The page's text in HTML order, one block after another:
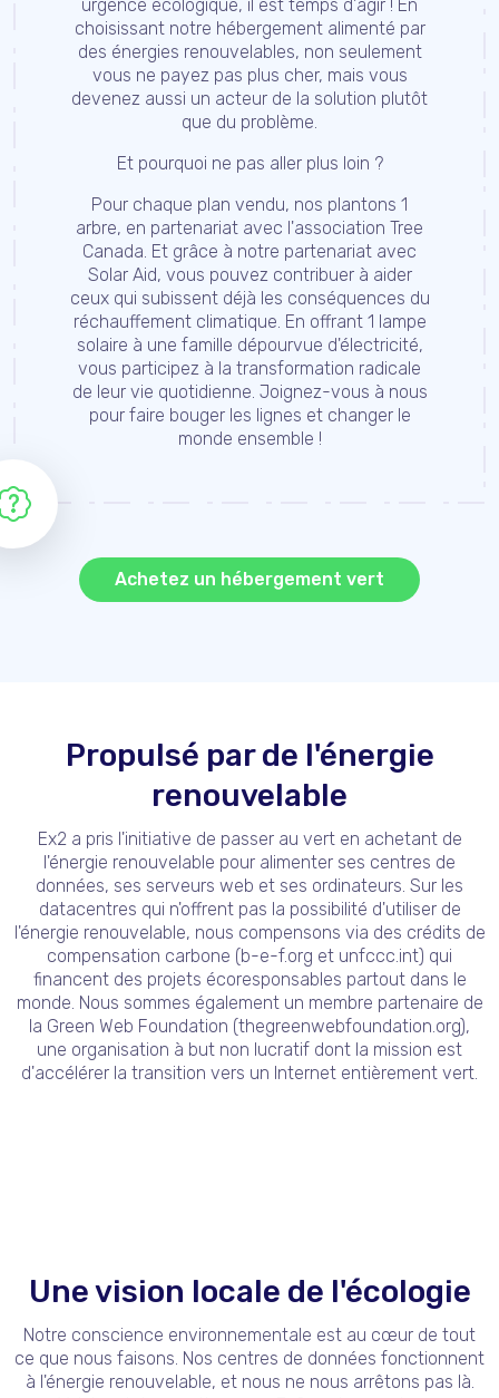
urgence écologique, il est temps d'agir ! En
choisissant notre hébergement alimenté par
des énergies renouvelables, non seulement
vous ne payez pas plus cher, mais vous
devenez aussi un acteur de la solution plutôt
que du problème.
Et pourquoi ne pas aller plus loin ?
Pour chaque plan vendu, nos plantons 1
arbre, en partenariat avec l'association Tree
Canada. Et grâce à notre partenariat avec
Solar Aid, vous pouvez contribuer à aider
ceux qui subissent déjà les conséquences du
réchauffement climatique. En offrant 1 lampe
solaire à une famille dépourvue d'électricité,
vous participez à la transformation radicale
de leur vie quotidienne. Joignez-vous à nous
pour faire bouger les lignes et changer le
monde ensemble !
Achetez un hébergement vert
Propulsé par de l'énergie
renouvelable
Ex2 a pris l'initiative de passer au vert en achetant de
l'énergie renouvelable pour alimenter ses centres de
données, ses serveurs web et ses ordinateurs. Sur les
datacentres qui n'offrent pas la possibilité d'utiliser de
l'énergie renouvelable, nous compensons via des crédits de
compensation carbone (b-e-f.org et unfccc.int) qui
financent des projets écoresponsables partout dans le
monde. Nous sommes également un membre partenaire de
la Green Web Foundation (thegreenwebfoundation.org),
une organisation à but non lucratif dont la mission est
d'accélérer la transition vers un Internet entièrement vert.
Une vision locale de l'écologie
Notre conscience environnementale est au cœur de tout
ce que nous faisons. Nos centres de données fonctionnent
à l'énergie renouvelable, et nous ne nous arrêtons pas là.